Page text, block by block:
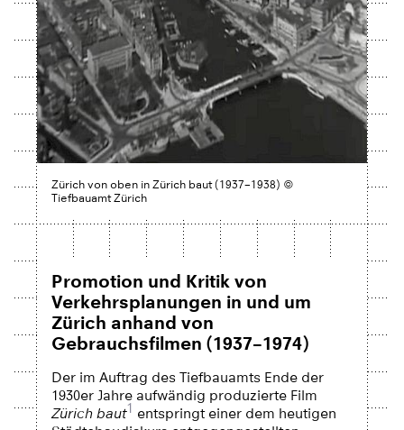
Zürich von oben in Zürich baut (1937–1938) ©
Tiefbauamt Zürich
Promotion und Kritik von
Verkehrsplanungen in und um
Zürich anhand von
Gebrauchsfilmen (1937–1974)
Der im Auftrag des Tiefbauamts Ende der
1930er Jahre aufwändig produzierte Film
Zürich baut1 entspringt einer dem heutigen